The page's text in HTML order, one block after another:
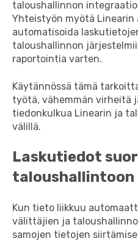
taloushallinnon
Yhteistyön myötä Linearin
automatisoida
taloushallinnon
raportointia varten.
Käytännössä tämä
työtä, vähemmän virheitä
tiedonkulkua Linearin ja
välillä.
Laskutiedot
taloushallintoon
Kun tieto liikkuu
välittäjien ja
samojen tietojen